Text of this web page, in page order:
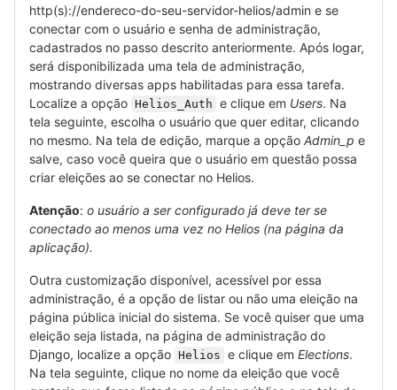
http(s)://endereco-do-seu-servidor-helios/admin e se
conectar com o usuário e senha de administração,
cadastrados no passo descrito anteriormente. Após logar,
será disponibilizada uma tela de administração,
mostrando diversas apps habilitadas para essa tarefa.
Localize a opção Helios_Auth e clique em Users. Na
tela seguinte, escolha o usuário que quer editar, clicando
no mesmo. Na tela de edição, marque a opção Admin_p e
salve, caso você queira que o usuário em questão possa
criar eleições ao se conectar no Helios.
Atenção: o usuário a ser configurado já deve ter se
conectado ao menos uma vez no Helios (na página da
aplicação).
Outra customização disponível, acessível por essa
administração, é a opção de listar ou não uma eleição na
página pública inicial do sistema. Se você quiser que uma
eleição seja listada, na página de administração do
Django, localize a opção Helios e clique em Elections.
Na tela seguinte, clique no nome da eleição que você